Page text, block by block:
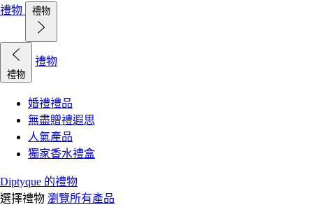
禮物
禮物
禮物
禮物
婚禮禮品
無盡贈禮遐思
人氣產品
獨家香水禮盒
Diptyque 的禮物
選擇禮物 瀏覽所有產品